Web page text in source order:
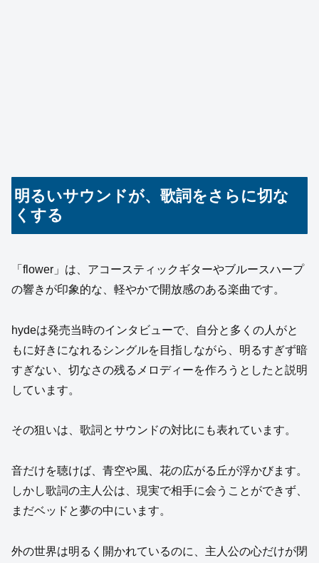
明るいサウンドが、歌詞をさらに切な
くする
「flower」は、アコースティックギターやブルースハープ
の響きが印象的な、軽やかで開放感のある楽曲です。
hydeは発売当時のインタビューで、自分と多くの人がと
もに好きになれるシングルを目指しながら、明るすぎず暗
すぎない、切なさの残るメロディーを作ろうとしたと説明
しています。
その狙いは、歌詞とサウンドの対比にも表れています。
音だけを聴けば、青空や風、花の広がる丘が浮かびます。
しかし歌詞の主人公は、現実で相手に会うことができず、
まだベッドと夢の中にいます。
外の世界は明るく開かれているのに、主人公の心だけが閉